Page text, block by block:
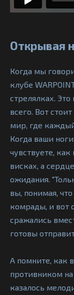
Открывая
Когда мы
клубе
стрелялках.
всего. Вот
мир, где
Когда ваши
чувствуете,
висках, а
ожидания.
вы, понимая,
комрады, и вот
сражались
готовы
А помните, как
противником
казалось